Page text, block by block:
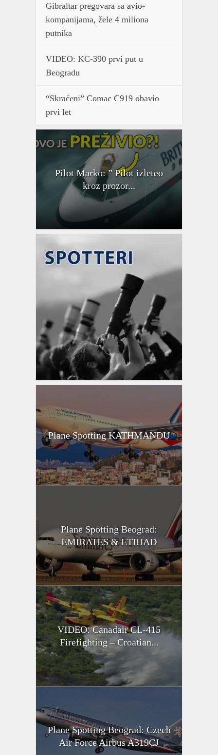
Gibraltar pregovara sa avio-
kompanijama, žele 4 miliona
putnika
VIDEO: KC-390 prvi put u
Beogradu
“Skraćeni” Comac C919 obavio
prvi let
Pilot Marko: ” Pilot izleteo
kroz prozor...
Plane Spotting KATHMANDU
Plane Spotting Beograd:
EMIRATES & ETIHAD
VIDEO: Canadair CL-415
Firefighting – Croatian...
Plane Spotting Beograd: Czech
Air Force Airbus A319CJ